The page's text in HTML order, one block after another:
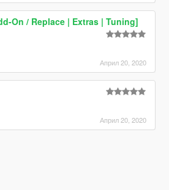
On / Replace | Extras | Tuning]
Април 20, 2020
Април 20, 2020